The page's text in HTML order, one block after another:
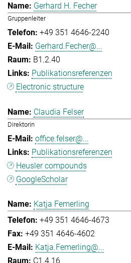
Gerhard H. Fecher
Gruppenleiter
+49 351 4646-2240
Gerhard.Fecher@...
B1.2.40
Publikationsreferenzen
Electronic structure
Claudia Felser
Direktorin
office.felser@...
Publikationsreferenzen
Heusler compounds
GoogleScholar
Katja Femerling
+49 351 4646-4673
+49 351 4646-4602
Katja.Femerling@...
C1.4.16